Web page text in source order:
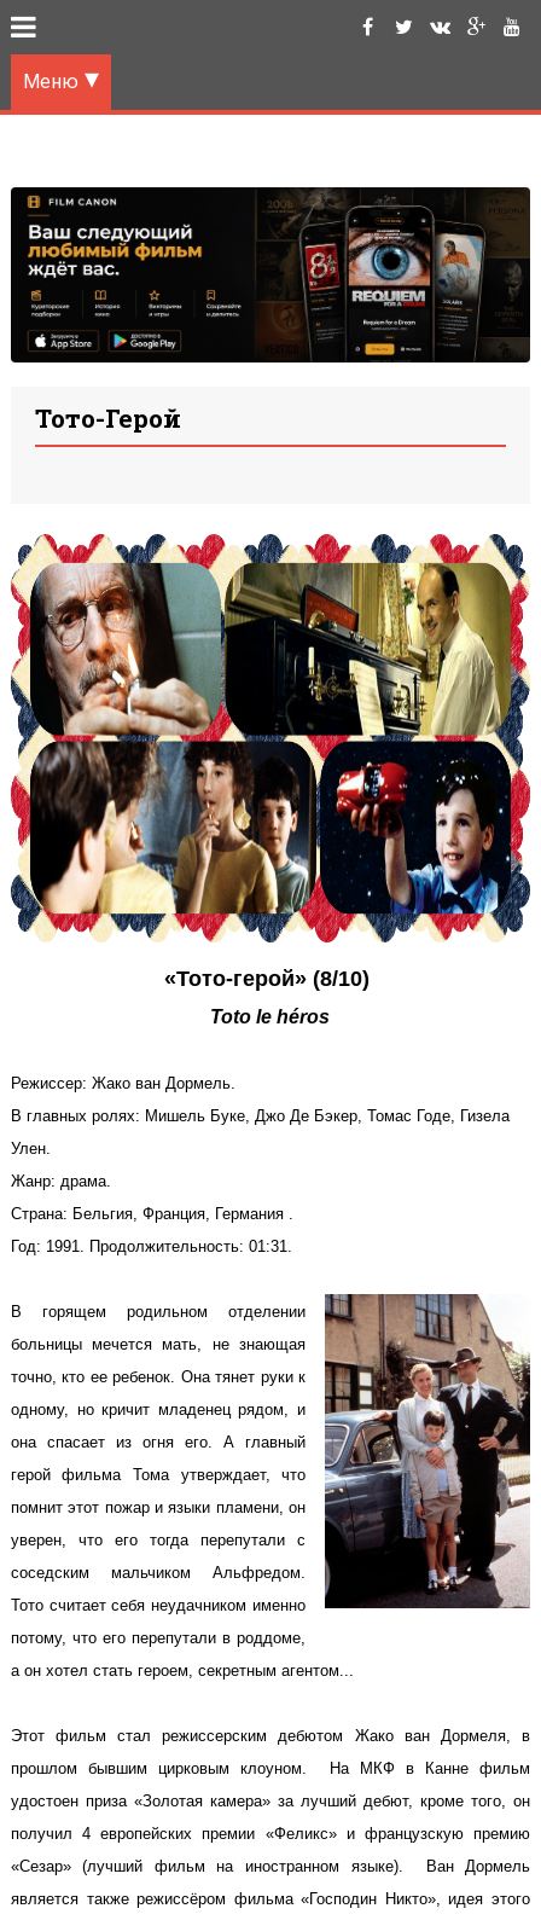
Меню
Тото-Герой
«Тото-герой» (8/10)
Toto le héros
Режиссер: Жако ван Дормель.
В главных ролях: Мишель Буке, Джо Де Бэкер, Томас Годе, Гизела
Улен.
Жанр: драма.
Страна: Бельгия, Франция, Германия .
Год: 1991. Продолжительность: 01:31.
В горящем родильном отделении
больницы мечется мать, не знающая
точно, кто ее ребенок. Она тянет руки к
одному, но кричит младенец рядом, и
она спасает из огня его. А главный
герой фильма Тома утверждает, что
помнит этот пожар и языки пламени, он
уверен, что его тогда перепутали с
соседским мальчиком Альфредом.
Тото считает себя неудачником именно
потому, что его перепутали в роддоме,
а он хотел стать героем, секретным агентом...
Этот фильм стал режиссерским дебютом Жако ван Дормеля, в
прошлом бывшим цирковым клоуном. На МКФ в Канне фильм
удостоен приза «Золотая камера» за лучший дебют, кроме того, он
получил 4 европейских премии «Феликс» и французскую премию
«Сезар» (лучший фильм на иностранном языке). Ван Дормeль
является также режиссёром фильма «Господин Никто», идея этого